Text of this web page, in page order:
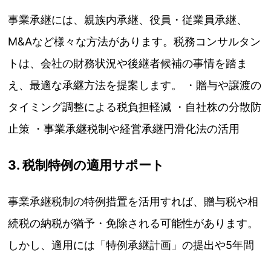
事業承継には、親族内承継、役員・従業員承継、
M&Aなど様々な方法があります。税務コンサルタン
トは、会社の財務状況や後継者候補の事情を踏ま
え、最適な承継方法を提案します。 ・贈与や譲渡の
タイミング調整による税負担軽減 ・自社株の分散防
止策 ・事業承継税制や経営承継円滑化法の活用
3. 税制特例の適用サポート
事業承継税制の特例措置を活用すれば、贈与税や相
続税の納税が猶予・免除される可能性があります。
しかし、適用には「特例承継計画」の提出や5年間